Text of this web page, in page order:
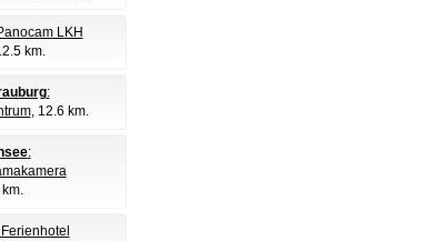
LKH
km.
:
, 12.6 km.
:
Ferienhotel